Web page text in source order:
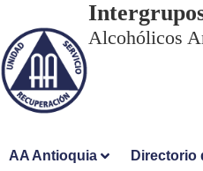
Alcohólicos
AA Antioquia Directorio